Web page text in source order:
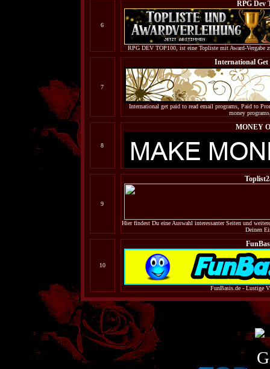
6
RPG Dev
RPG DEV TOP100, ist eine Topliste mit Award-Vergabe
7
International Get
International get paid to read email programs, Paid to
money
8
MONEY
9
Hier findest Du eine Auswahl interessanter Seiten und
Deinen
10
FunBasis.de - Lustige